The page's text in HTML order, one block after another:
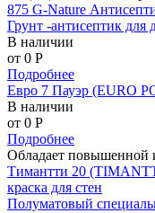
875 G-Nature
Грунт -антисептик для
В наличии
от 0 P
Подробнее
Евро 7 Пауэр (EURO
В наличии
от 0 P
Подробнее
Обладает повышенной
Тимантти 20
краска для стен
Полуматовый